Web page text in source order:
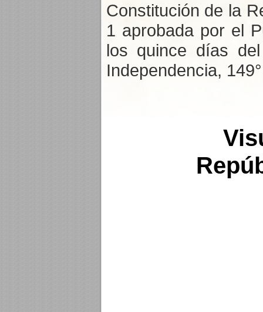
Constitución de la
1 aprobada por el
los quince días
Independencia,